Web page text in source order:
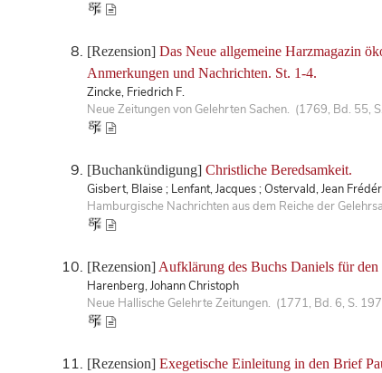
[Rezension] Das Neue allgemeine Harzmagazin
Anmerkungen und Nachrichten. St. 1-4.
Zincke, Friedrich F.
Neue Zeitungen von Gelehrten Sachen. (1769, Bd. 55,
[Buchankündigung] Christliche Beredsamkeit.
Gisbert, Blaise ; Lenfant, Jacques ; Ostervald, Jean
Hamburgische Nachrichten aus dem Reiche der
[Rezension] Aufklärung des Buchs Daniels für den
Harenberg, Johann Christoph
Neue Hallische Gelehrte Zeitungen. (1771, Bd. 6, S.
[Rezension] Exegetische Einleitung in den Brief